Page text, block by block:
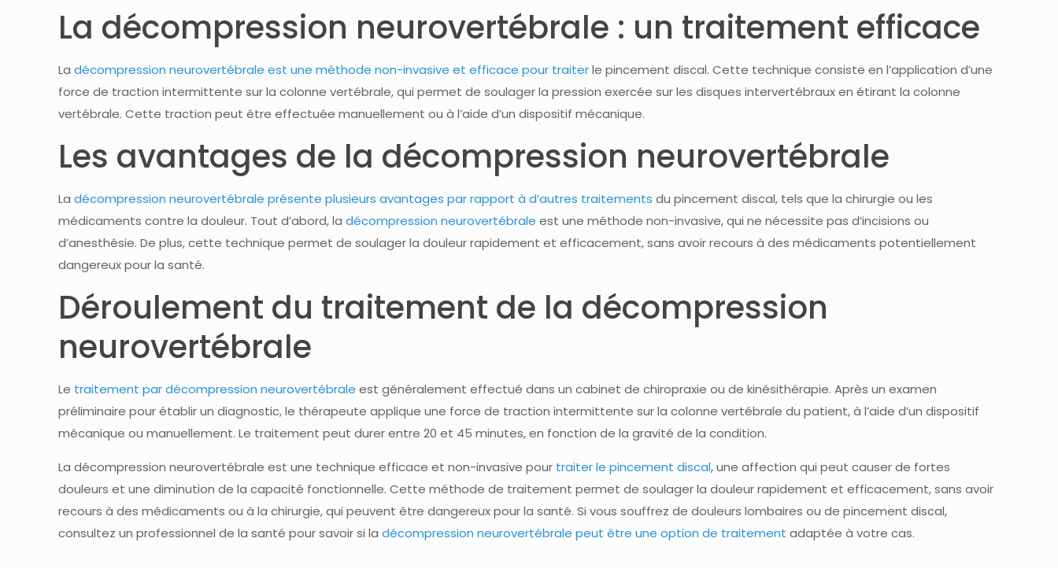
La décompression neurovertébrale : un traitement efficace
Ladécompression neurovertébrale est une méthode non-invasive et efficace pour traiterle pincement discal. Cette technique consiste en l’application d’une
force de traction intermittente sur la colonne vertébrale, qui permet de soulager la pression exercée sur les disques intervertébraux en étirant la colonne
vertébrale. Cette traction peut être effectuée manuellement ou à l’aide d’un dispositif mécanique.
Les avantages de la décompression neurovertébrale
Ladécompression neurovertébrale présente plusieurs avantages par rapport à d’autres traitements du pincement discal, tels que la chirurgie ou les
médicaments contre la douleur. Tout d’abord, ladécompression neurovertébrale est une méthode non-invasive, qui ne nécessite pas d’incisions ou
d’anesthésie. De plus, cette technique permet de soulager la douleur rapidement et efficacement, sans avoir recours à des médicaments potentiellement
dangereux pour la santé.
Déroulement du traitement de la décompression
neurovertébrale
Le traitement par décompression neurovertébrale est généralement effectué dans un cabinet de chiropraxie ou de kinésithérapie. Après un examen
préliminaire pour établir un diagnostic, le thérapeute applique une force de traction intermittente sur la colonne vertébrale du patient, à l’aide d’un dispositif
mécanique ou manuellement. Le traitement peut durer entre 20 et 45 minutes, en fonction de la gravité de la condition.
La décompression neurovertébrale est une technique efficace et non-invasive pour traiter le pincement discal, une affection qui peut causer de fortes
douleurs et une diminution de la capacité fonctionnelle. Cette méthode de traitement permet de soulager la douleur rapidement et efficacement, sans avoir
recours à des médicaments ou à la chirurgie, qui peuvent être dangereux pour la santé. Si vous souffrez de douleurs lombaires ou de pincement discal,
consultez un professionnel de la santé pour savoir si ladécompression neurovertébrale peut être une option de traitement adaptée à votre cas.